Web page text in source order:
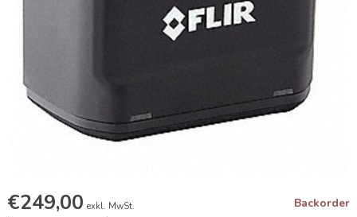
€249,00 exkl. MwSt. Backorder